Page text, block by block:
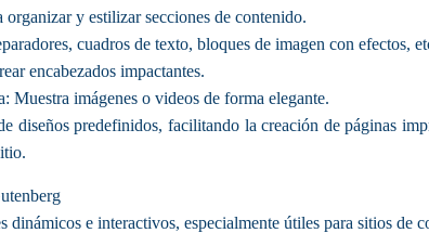
y estilizar secciones de contenido.
cuadros de texto, bloques de imagen con efectos,
encabezados impactantes.
Muestra imágenes o videos de forma elegante.
diseños predefinidos, facilitando la creación de páginas
dinámicos e interactivos, especialmente útiles para sitios de